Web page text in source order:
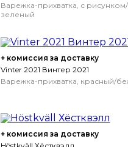
Варежка-прихватка, с рисунком/
зеленый
+ комиссия за доставку
Vinter 2021 Винтер 2021
Варежка-прихватка, красный/
+ комиссия за доставку